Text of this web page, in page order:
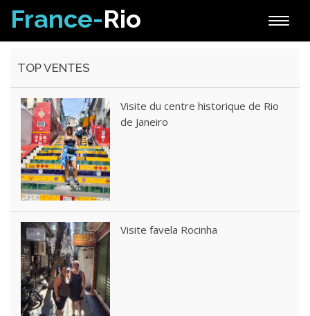
Toggle
France-Rio
TOP VENTES
Visite du centre historique de Rio
de Janeiro
Visite favela Rocinha